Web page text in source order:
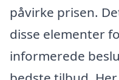
påvirke prisen.
disse elementer
informerede